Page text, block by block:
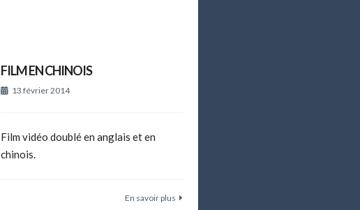
FILM EN CHINOIS
13 février 2014
Film vidéo doublé en anglais et en
chinois.
En savoir plus